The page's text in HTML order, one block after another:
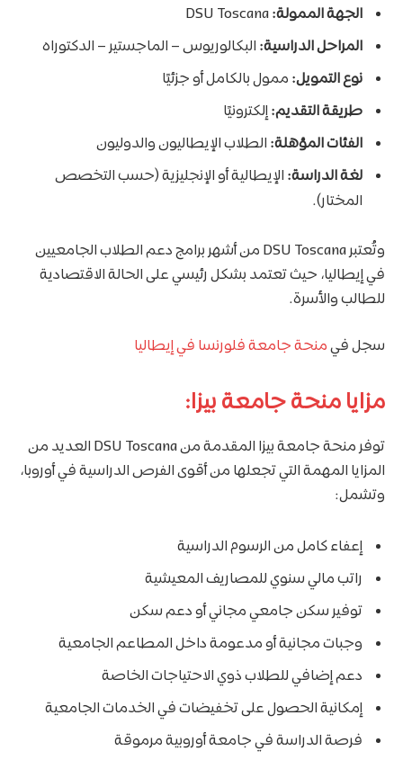
الجهة الممولة:DSU Toscana
المراحل الدراسية: البكالوريوس – الماجستير – الدكتوراه
نوع التمويل: ممول بالكامل أو جزئيًا
طريقة التقديم:إلكترونيًا
الفئات المؤهلة: الطلاب الإيطاليون والدوليون
لغة الدراسة: الإيطالية أو الإنجليزية (حسب التخصص
المختار).
وتُعتبر DSU Toscana من أشهر برامج دعم الطلاب الجامعيين
في إيطاليا، حيث تعتمد بشكل رئيسي على الحالة الاقتصادية
للطالب والأسرة.
سجل فيمنحة جامعة فلورنسا في إيطاليا
مزايا منحة جامعة بيزا:
توفر منحة جامعة بيزا المقدمة من DSU Toscana العديد من
المزايا المهمة التي تجعلها من أقوى الفرص الدراسية في أوروبا،
وتشمل:
إعفاء كامل من الرسوم الدراسية
راتب مالي سنوي للمصاريف المعيشية
توفير سكن جامعي مجاني أو دعم سكن
وجبات مجانية أو مدعومة داخل المطاعم الجامعية
دعم إضافي للطلاب ذوي الاحتياجات الخاصة
إمكانية الحصول على تخفيضات في الخدمات الجامعية
فرصة الدراسة في جامعة أوروبية مرموقة